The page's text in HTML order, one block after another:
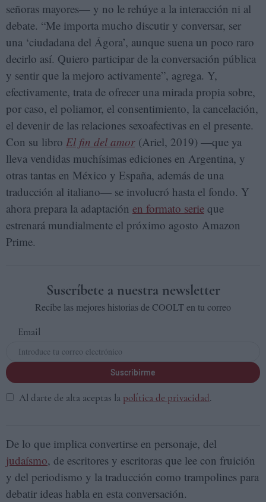
señoras mayores— y no le rehúye a la interacción ni al
debate. “Me importa mucho discutir y conversar, ser
una ‘ciudadana del Ágora’, aunque suena un poco raro
decirlo así. Quiero participar de la conversación pública
y sentir que la mejoro activamente”, agrega. Y,
efectivamente, trata de ofrecer una mirada propia sobre,
por caso, el poliamor, el consentimiento, la cancelación,
el devenir de las relaciones sexoafectivas en el presente.
Con su libro El fin del amor(Ariel, 2019) —que ya
lleva vendidas muchísimas ediciones en Argentina, y
otras tantas en México y España, además de una
traducción al italiano— se involucró hasta el fondo. Y
ahora prepara la adaptación en formato serie que
estrenará mundialmente el próximo agosto Amazon
Prime.
Suscríbete a nuestra newsletter
Recibe las mejores historias de COOLT en tu correo
Email
Suscribirme
Al darte de alta aceptas la política de privacidad.
De lo que implica convertirse en personaje, del
judaísmo, de escritores y escritoras que lee con fruición
y del periodismo y la traducción como trampolines para
debatir ideas habla en esta conversación.